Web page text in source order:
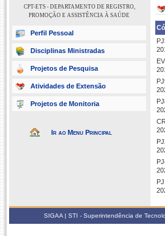
CPT-ETS - DEPARTAMENTO DE REGISTRO,
PROMOÇÃO E ASSISTÊNCIA À SAÚDE
Perfil Pessoal
Disciplinas Ministradas
Projetos de Pesquisa
Atividades de Extensão
Projetos de Monitoria
Ir ao Menu Principal
SIGAA | STI - Superintendência de